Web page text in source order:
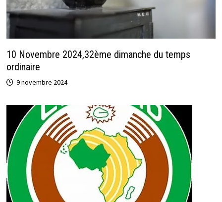
10 Novembre 2024,32ème dimanche du temps
ordinaire
9 novembre 2024